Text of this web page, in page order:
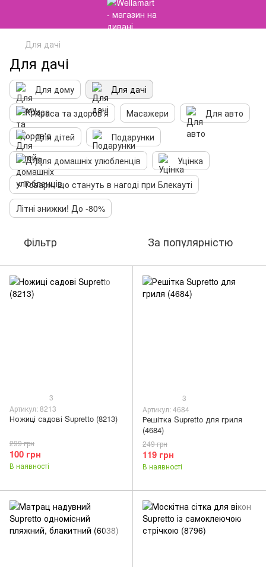
Для дачі
Для дачі
Для дому
Для дачі
Краса та здоров'я
Масажери
Для авто
Для дітей
Подарунки
Для домашніх улюбленців
Уцінка
⚡️ Товари, що стануть в нагоді при Блекауті
Літні знижки! До -80%
Фільтр За популярністю
3
Артикул: 8213
Ножиці садові Supretto (8213)
100 грн
299 грн
В наявності
3
Артикул: 4684
Решітка Supretto для гриля
(4684)
119 грн
249 грн
В наявності